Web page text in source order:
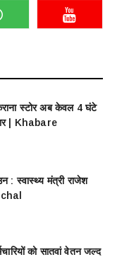
स्टोर अब केवल 4 घंटे
| Khabare
: स्वास्थ्य मंत्री राजेश
को सातवां वेतन जल्द